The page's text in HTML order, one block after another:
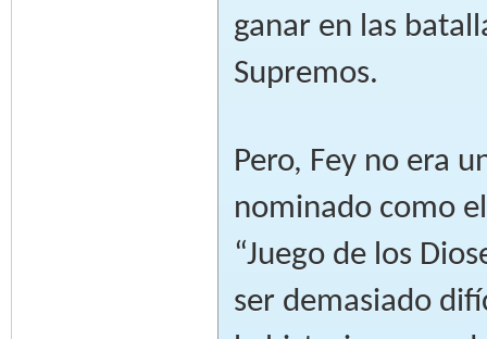
ganar en las
Supremos.
Pero, Fey no era
nominado como
“Juego de los
ser demasiado